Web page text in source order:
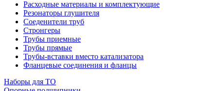
Расходные материалы и комплектующие
Резонаторы глушителя
Соеденители труб
Стронгеры
Трубы приемные
Трубы прямые
Трубы-вставки вместо катализатора
Фланцевые соединения и фланцы
Наборы для ТО